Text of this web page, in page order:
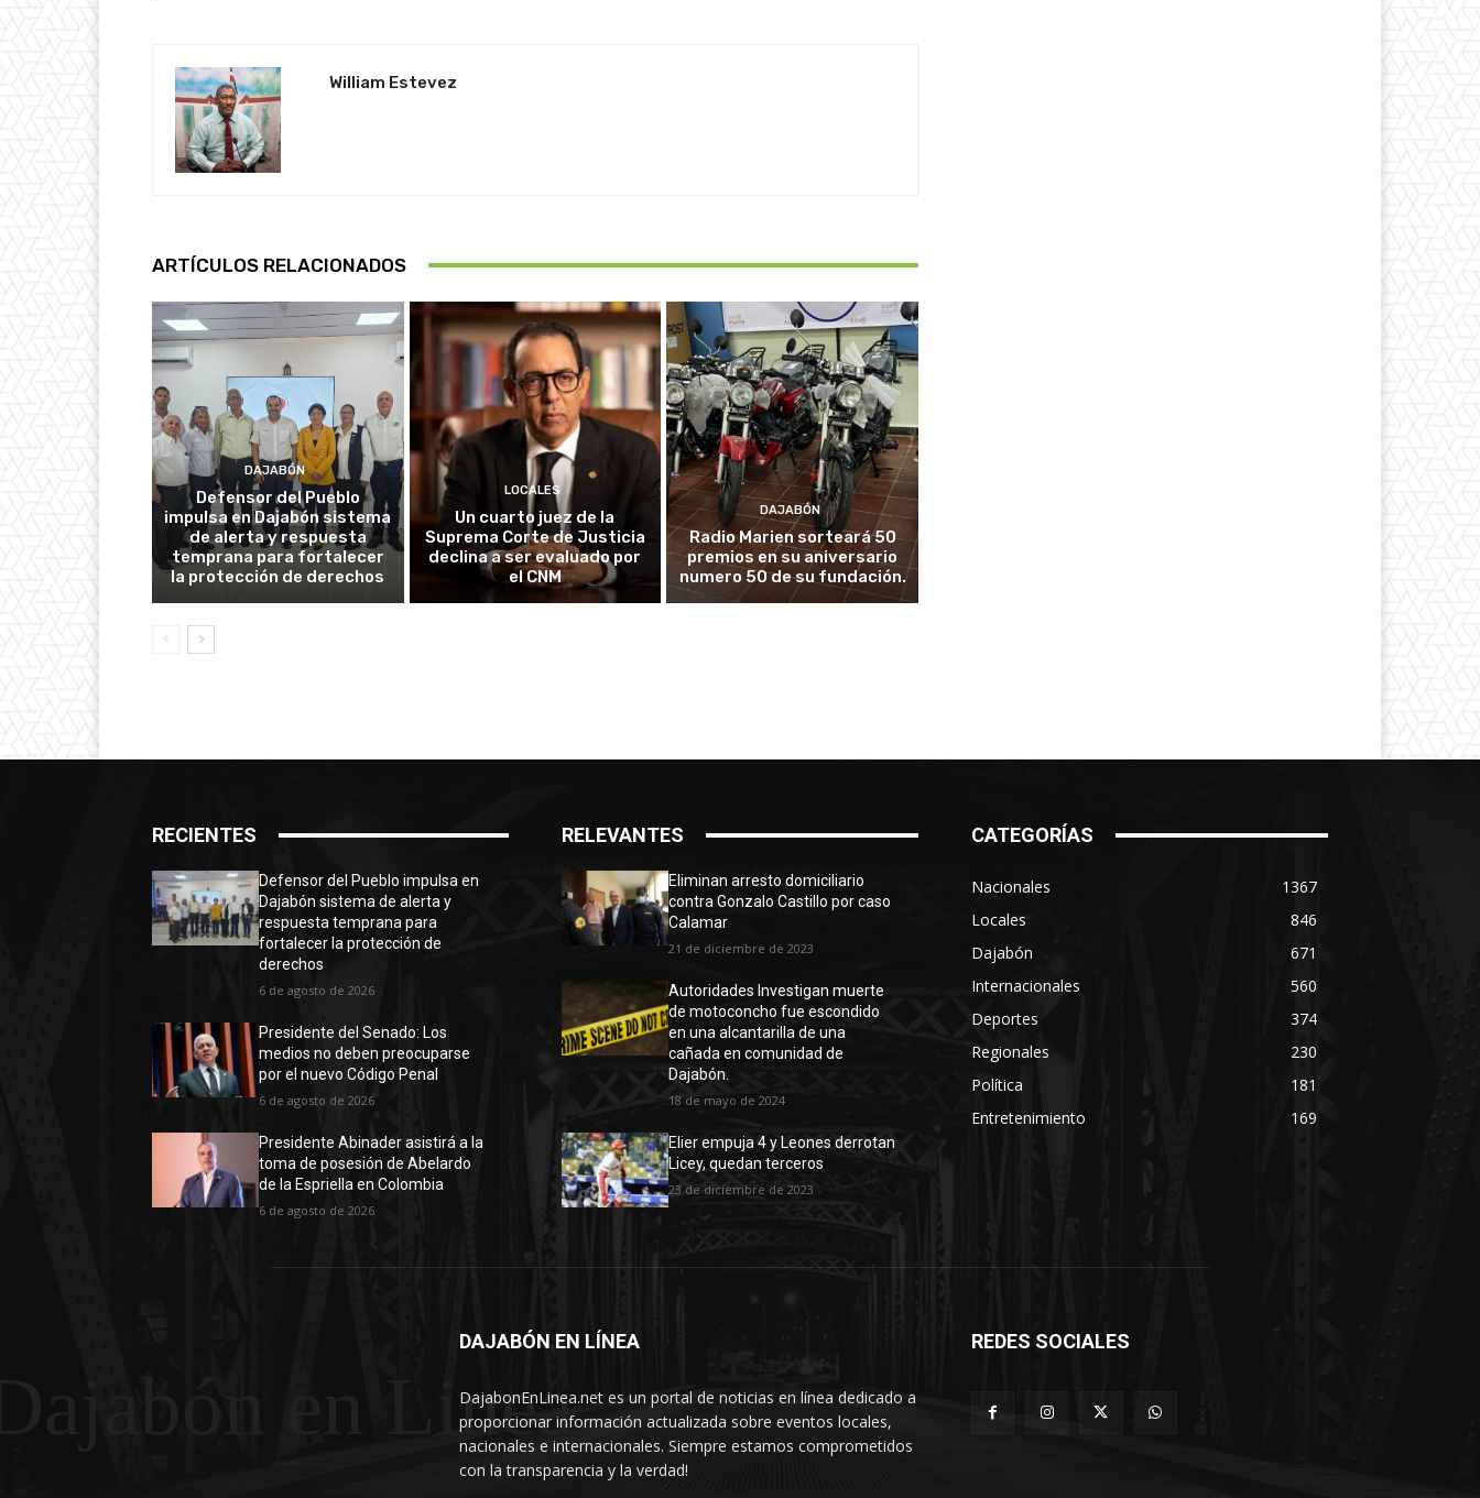
William Estevez
ARTÍCULOS RELACIONADOS
DAJABÓN
Defensor del Pueblo
impulsa en Dajabón sistema
de alerta y respuesta
temprana para fortalecer
la protección de derechos
LOCALES
Un cuarto juez de la
Suprema Corte de Justicia
declina a ser evaluado por
el CNM
DAJABÓN
Radio Marien sorteará 50
premios en su aniversario
numero 50 de su fundación.
RECIENTES
Defensor del Pueblo impulsa en
Dajabón sistema de alerta y
respuesta temprana para
fortalecer la protección de
derechos
6 de agosto de 2026
Presidente del Senado: Los
medios no deben preocuparse
por el nuevo Código Penal
6 de agosto de 2026
Presidente Abinader asistirá a la
toma de posesión de Abelardo
de la Espriella en Colombia
6 de agosto de 2026
RELEVANTES
Eliminan arresto domiciliario
contra Gonzalo Castillo por caso
Calamar
21 de diciembre de 2023
Autoridades Investigan muerte
de motoconcho fue escondido
en una alcantarilla de una
cañada en comunidad de
Dajabón.
18 de mayo de 2024
Elier empuja 4 y Leones derrotan
Licey, quedan terceros
23 de diciembre de 2023
CATEGORÍAS
Nacionales
1367
Locales
846
Dajabón
671
Internacionales
560
Deportes
374
Regionales
230
Política
181
Entretenimiento
169
en Linea
DAJABÓN EN LÍNEA
DajabonEnLinea.net es un portal de noticias en línea dedicado a
proporcionar información actualizada sobre eventos locales,
nacionales e internacionales. Siempre estamos comprometidos
con la transparencia y la verdad!
REDES SOCIALES